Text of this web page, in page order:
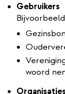
Gebruikers
woord